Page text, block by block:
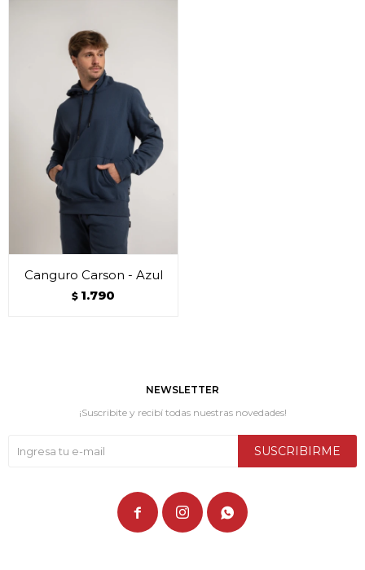
Canguro Carson - Azul
$ 1.790
NEWSLETTER
¡Suscribite y recibí todas nuestras novedades!
SUSCRIBIRME
  